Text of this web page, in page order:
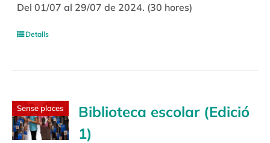
Del 01/07 al 29/07 de 2024. (30 hores)
Detalls
Sense places
Biblioteca escolar (Edició
1)